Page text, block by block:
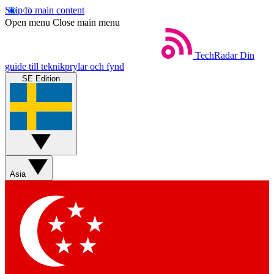
Skip to main content
Open menu Close main menu
TechRadar Din
guide till teknikprylar och fynd
SE Edition
Asia